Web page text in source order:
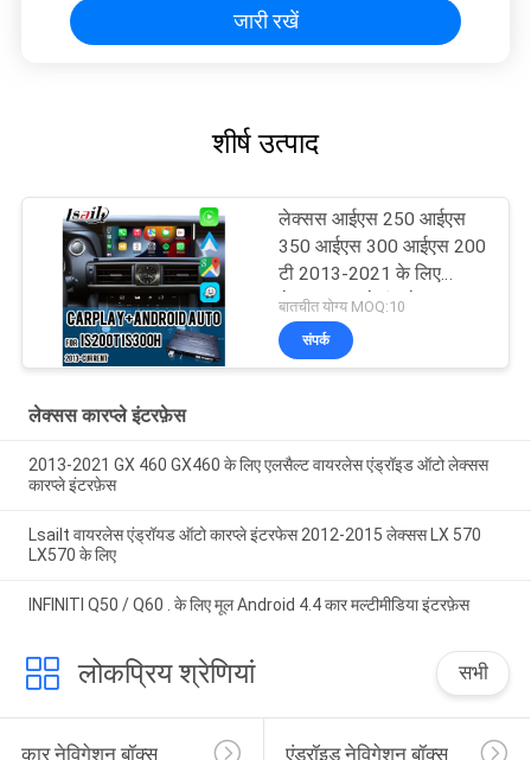
जारी रखें
शीर्ष उत्पाद
लेक्सस आईएस 250 आईएस
350 आईएस 300 आईएस 200
टी 2013-2021 के लिए
लेक्सस कारप्ले इंटरफ़ेस
बातचीत योग्य MOQ:10
संपर्क
लेक्सस कारप्ले इंटरफ़ेस
2013-2021 GX 460 GX460 के लिए एलसैल्ट वायरलेस एंड्रॉइड ऑटो लेक्सस
कारप्ले इंटरफ़ेस
Lsailt वायरलेस एंड्रॉयड ऑटो कारप्ले इंटरफेस 2012-2015 लेक्सस LX 570
LX570 के लिए
INFINITI Q50 / Q60 . के लिए मूल Android 4.4 कार मल्टीमीडिया इंटरफ़ेस
लोकप्रिय श्रेणियां सभी
कार नेविगेशन बॉक्स एंड्रॉइड नेविगेशन बॉक्स